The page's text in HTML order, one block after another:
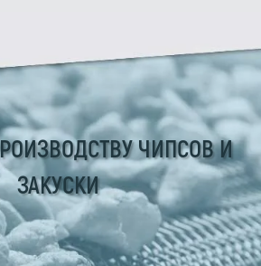
ЧИПСОВ И
ЗАКУСКИ